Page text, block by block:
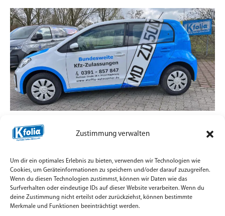
Zustimmung verwalten
Um dir ein optimales Erlebnis zu bieten, verwenden wir Technologien wie
Cookies, um Geräteinformationen zu speichern und/oder darauf zuzugreifen.
Wenn du diesen Technologien zustimmst, können wir Daten wie das
Surfverhalten oder eindeutige IDs auf dieser Website verarbeiten. Wenn du
deine Zustimmung nicht erteilst oder zurückziehst, können bestimmte
Merkmale und Funktionen beeinträchtigt werden.
Zulassungsdienst mit Straßenpräsenz statt
Standard-Aufkleber
Teilfolierung und Firmenbeschriftung für
Zulassungsfahrzeuge mit Orajet Rapid Air Digitaldruck
umgesetzt.
Weiterlesen »